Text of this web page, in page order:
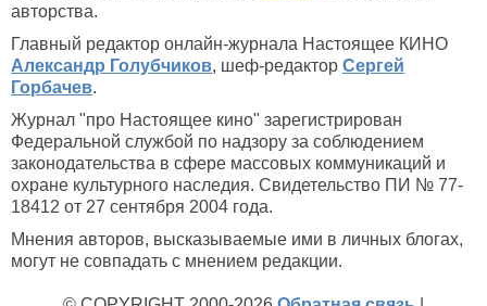
авторства.
Главный редактор онлайн-журнала Настоящее КИНО
Александр Голубчиков, шеф-редактор Сергей
Горбачев.
Журнал "про Настоящее кино" зарегистрирован
Федеральной службой по надзору за соблюдением
законодательства в сфере массовых коммуникаций и
охране культурного наследия. Свидетельство ПИ № 77-
18412 от 27 сентября 2004 года.
Мнения авторов, высказываемые ими в личных блогах,
могут не совпадать с мнением редакции.